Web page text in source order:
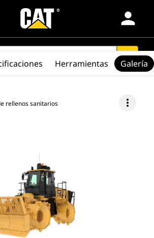
person
search
rellenos sanitarios more_vert
Herramientas Galería